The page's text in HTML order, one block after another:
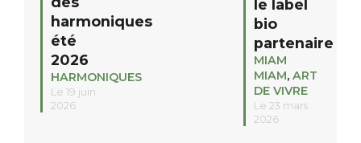
harmoniques
été
2026
HARMONIQUES
Le 19 juin
2026
le label
bio
partenaire
MIAM
MIAM, ART
DE VIVRE
Le 23 mars
2026